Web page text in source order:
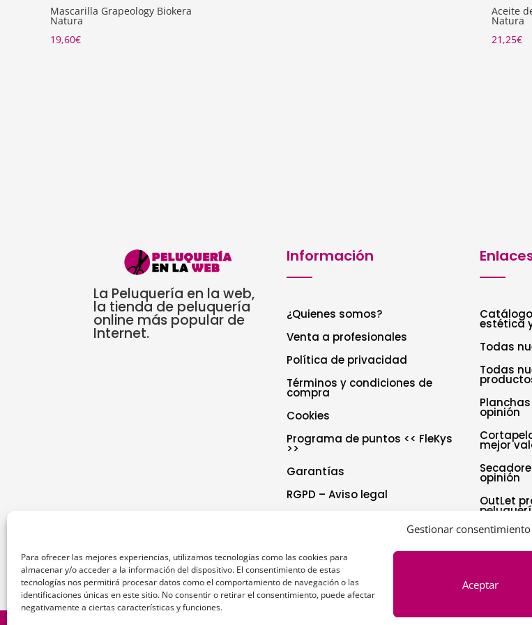
Gestionar consentimiento
Para ofrecer las mejores experiencias, utilizamos tecnologías como las cookies para
almacenar y/o acceder a la información del dispositivo. El consentimiento de estas
tecnologías nos permitirá procesar datos como el comportamiento de navegación o las
identificaciones únicas en este sitio. No consentir o retirar el consentimiento, puede afectar
negativamente a ciertas características y funciones.
Aceptar
Mascarilla Grapeology Biokera
Natura
19,60€
Aceite
Natura
21,25€
La Peluquería en la web,
la tienda de peluquería
online más popular de
Internet.
Información
¿Quienes somos?
Venta a profesionales
Política de privacidad
Términos y condiciones de
compra
Cookies
Programa de puntos << FleKys
>>
Garantías
RGPD – Aviso legal
estética
Todas
Todas
opinión
mejor
opinión
OutLet
1